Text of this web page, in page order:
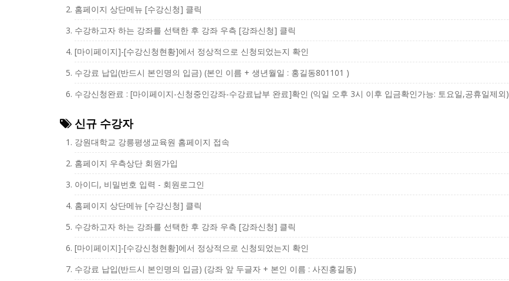
홈페이지 상단메뉴 [수강신청] 클릭
수강하고자 하는 강좌를 선택한 후 강좌 우측 [강좌신청] 클릭
[마이페이지]-[수강신청현황]에서 정상적으로 신청되었는지 확인
수강료 납입(반드시 본인명의 입금) (본인 이름 + 생년월일 : 홍길동801101 )
수강신청완료 : [마이페이지-신청중인강좌-수강료납부 완료]확인 (익일 오후 3시 이후 입금확인가능: 토요일,공휴일제외)
신규 수강자
강원대학교 강릉평생교육원 홈페이지 접속
홈페이지 우측상단 회원가입
아이디, 비밀번호 입력 - 회원로그인
홈페이지 상단메뉴 [수강신청] 클릭
수강하고자 하는 강좌를 선택한 후 강좌 우측 [강좌신청] 클릭
[마이페이지]-[수강신청현황]에서 정상적으로 신청되었는지 확인
수강료 납입(반드시 본인명의 입금) (강좌 앞 두글자 + 본인 이름 : 사진홍길동)